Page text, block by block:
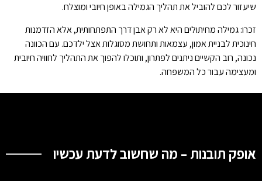
שיעזור לכם להוביל את תהליך הגמילה באופן חיובי ומוצלח.
זכרו: גמילה מחיתולים היא לא רק אבן דרך התפתחותית, אלא הזדמנות
חינוכית לבניית אמון, עצמאות ותחושת מסוגלות אצל ילדכם. עם הכוונה
נכונה, רוב הקשיים ניתנים לפתרון, ותוכלו להפוך את התהליך לחוויה חיובית
ומעצימה עבור כל המשפחה.
אופק תובנות – מה שחשוב לדעת עכשיו